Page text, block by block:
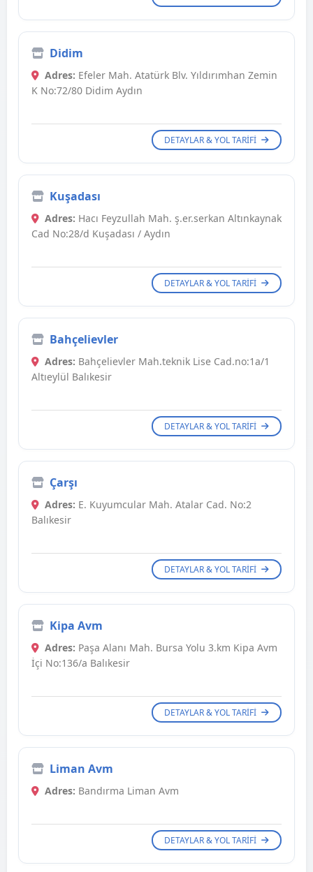
Didim
Adres: Efeler Mah. Atatürk Blv. Yıldırımhan Zemin
K No:72/80 Didim Aydın
DETAYLAR & YOL TARIFI
Kuşadası
Adres: Hacı Feyzullah Mah. ş.er.serkan Altınkaynak
Cad No:28/d Kuşadası / Aydın
DETAYLAR & YOL TARIFI
Bahçelievler
Adres: Bahçelievler Mah.teknik Lise Cad.no:1a/1
Altıeylül Balıkesir
DETAYLAR & YOL TARIFI
Çarşı
Adres: E. Kuyumcular Mah. Atalar Cad. No:2
Balıkesir
DETAYLAR & YOL TARIFI
Kipa Avm
Adres: Paşa Alanı Mah. Bursa Yolu 3.km Kipa Avm
İçi No:136/a Balıkesir
DETAYLAR & YOL TARIFI
Liman Avm
Adres: Bandırma Liman Avm
DETAYLAR & YOL TARIFI